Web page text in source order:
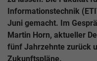
Informationstechnik
Juni gemacht. Im
Martin Horn, aktueller
fünf Jahrzehnte zurück
Zukunftspläne.